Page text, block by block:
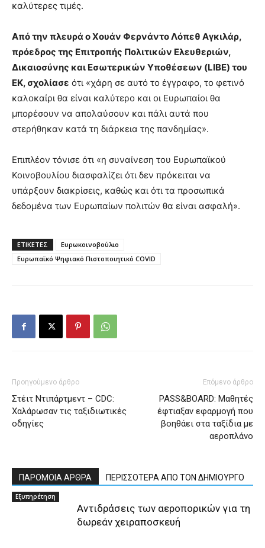
καλύτερες τιμές.
Από την πλευρά ο Χουάν Φερνάντο Λόπεθ Αγκιλάρ,
πρόεδρος της Επιτροπής Πολιτικών Ελευθεριών,
Δικαιοσύνης και Εσωτερικών Υποθέσεων (LIBE) του
ΕΚ, σχολίασε ότι «χάρη σε αυτό το έγγραφο, το φετινό
καλοκαίρι θα είναι καλύτερο και οι Ευρωπαίοι θα
μπορέσουν να απολαύσουν και πάλι αυτά που
στερήθηκαν κατά τη διάρκεια της πανδημίας».
Επιπλέον τόνισε ότι «η συναίνεση του Ευρωπαϊκού
Κοινοβουλίου διασφαλίζει ότι δεν πρόκειται να
υπάρξουν διακρίσεις, καθώς και ότι τα προσωπικά
δεδομένα των Ευρωπαίων πολιτών θα είναι ασφαλή».
ΕΤΙΚΕΤΕΣ
Ευρωκοινοβούλιο
Ευρωπαϊκό Ψηφιακό Πιστοποιητικό COVID
Προηγούμενο άρθρο
Στέιτ Ντιπάρτμεντ – CDC:
Xαλάρωσαν τις ταξιδιωτικές
οδηγίες
Επόμενο άρθρο
PASS&BOARD: Μαθητές
έφτιαξαν εφαρμογή που
βοηθάει στα ταξίδια με
αεροπλάνο
ΠΑΡΟΜΟΙΑ ΑΡΘΡΑ ΠΕΡΙΣΣΟΤΕΡΑ ΑΠΟ ΤΟΝ ΔΗΜΙΟΥΡΓΟ
Εξυπηρέτηση
Αντιδράσεις των αεροπορικών για τη
δωρεάν χειραποσκευή